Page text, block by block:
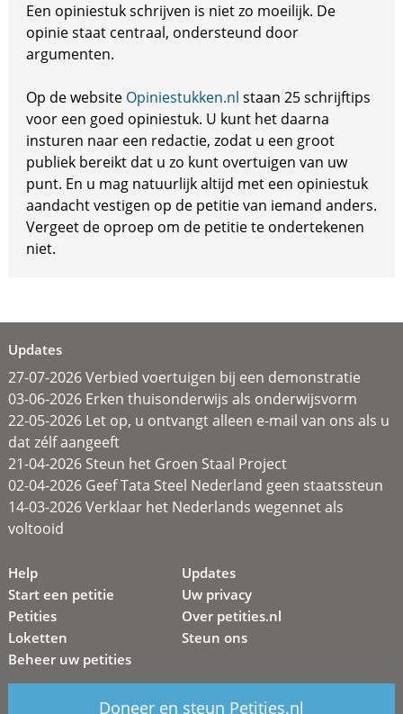
Een opiniestuk schrijven is niet zo moeilijk. De
opinie staat centraal, ondersteund door
argumenten.
Op de website Opiniestukken.nl staan 25 schrijftips
voor een goed opiniestuk. U kunt het daarna
insturen naar een redactie, zodat u een groot
publiek bereikt dat u zo kunt overtuigen van uw
punt. En u mag natuurlijk altijd met een opiniestuk
aandacht vestigen op de petitie van iemand anders.
Vergeet de oproep om de petitie te ondertekenen
niet.
Updates
27-07-2026 Verbied voertuigen bij een demonstratie
03-06-2026 Erken thuisonderwijs als onderwijsvorm
22-05-2026 Let op, u ontvangt alleen e-mail van ons als u
dat zélf aangeeft
21-04-2026 Steun het Groen Staal Project
02-04-2026 Geef Tata Steel Nederland geen staatssteun
14-03-2026 Verklaar het Nederlands wegennet als
voltooid
Help
Start een petitie
Petities
Loketten
Beheer uw petities
Updates
Uw privacy
Over petities.nl
Steun ons
Doneer en steun Petities.nl